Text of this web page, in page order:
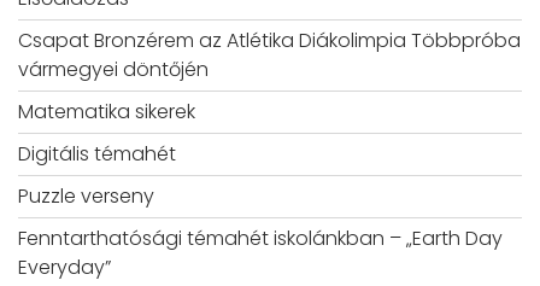
Csapat Bronzérem az Atlétika Diákolimpia Többpróba
vármegyei döntőjén
Matematika sikerek
Digitális témahét
Puzzle verseny
Fenntarthatósági témahét iskolánkban – „Earth Day
Everyday”